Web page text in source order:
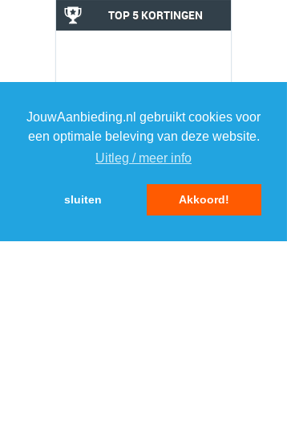
JouwAanbieding.nl gebruikt cookies voor
een optimale beleving van deze website.
Uitleg / meer info
sluiten Akkoord!
TOP 5 KORTINGEN